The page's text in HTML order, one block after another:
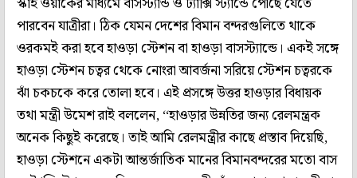
পারবেন যাত্রীরা। ঠিক যেমন দেশের বিমান বন্দরগুলিতে থাকে
ওরকমই করা হবে হাওড়া স্টেশন বা হাওড়া বাসস্ট্যান্ডে। একই সঙ্গে
হাওড়া স্টেশন চত্বর থেকে নোংরা আবর্জনা সরিয়ে স্টেশন চত্বরকে
ঝাঁ চকচকে করে তোলা হবে। এই প্রসঙ্গে উত্তর হাওড়ার বিধায়ক
তথা মন্ত্রী উমেশ রাই বললেন, ‘‘হাওড়ার উন্নতির জন্য রেলমন্ত্রক
অনেক কিছুই করেছে। তাই আমি রেলমন্ত্রীর কাছে প্রস্তাব দিয়েছি,
হাওড়া স্টেশনে একটা আন্তর্জাতিক মানের বিমানবন্দরের মতো বাস